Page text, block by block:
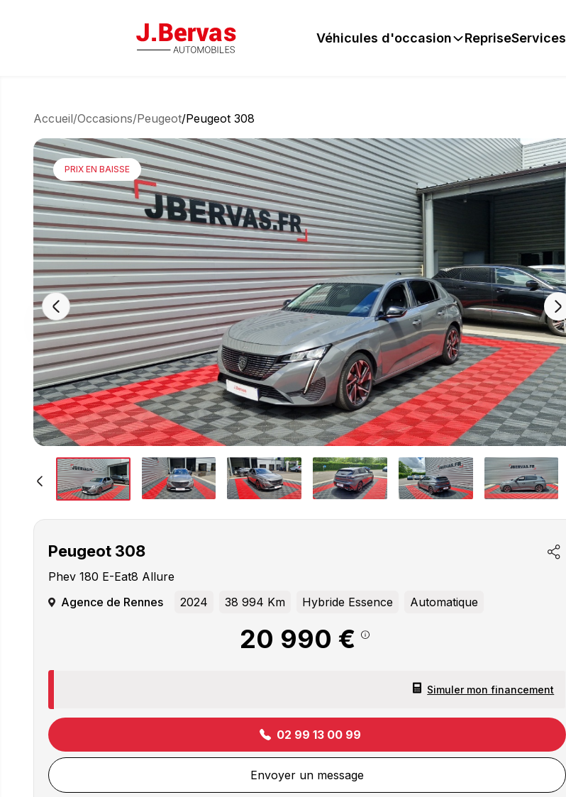
J.Bervas Véhicules d'occasion RepriseServices
Accueil/Occasions/Peugeot/Peugeot 308
PRIX EN BAISSE
Peugeot 308
Phev 180 E-Eat8 Allure
Agence de Rennes
2024 38 994 Km Hybride Essence Automatique
20 990 €
Simuler mon financement
02 99 13 00 99
Envoyer un message